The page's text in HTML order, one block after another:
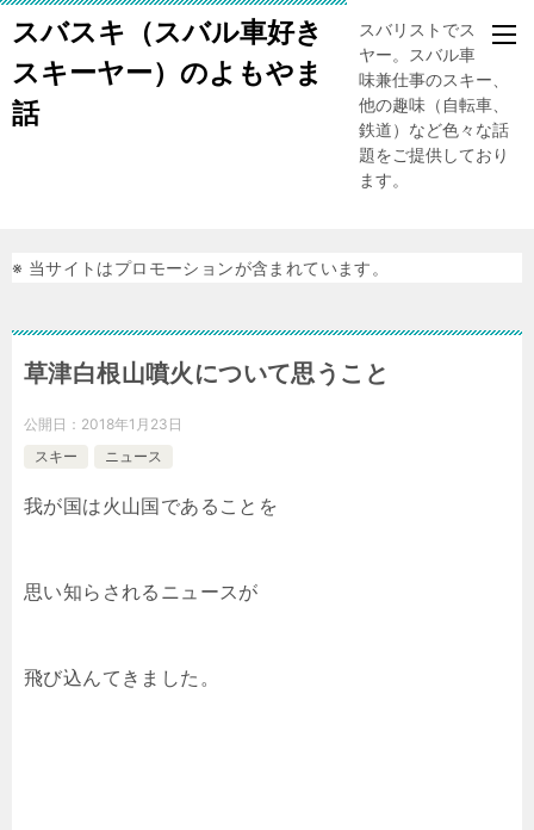
スバスキ（スバル車好き
スキーヤー）のよもやま
話
スバリストでスキー
ヤー。スバル車、趣
味兼仕事のスキー、
他の趣味（自転車、
鉄道）など色々な話
題をご提供しており
ます。
※ 当サイトはプロモーションが含まれています。
草津白根山噴火について思うこと
公開日： 2018年1月23日
スキー
ニュース
我が国は火山国であることを
思い知らされるニュースが
飛び込んてきました。